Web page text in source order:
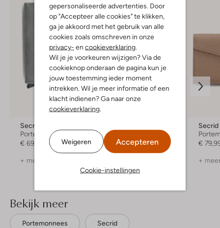
gepersonaliseerde advertenties. Door
op "Accepteer alle cookies" te klikken,
ga je akkoord met het gebruik van alle
cookies zoals omschreven in onze
privacy- en cookieverklaring.
Wil je je voorkeuren wijzigen? Via de
cookieknop onderaan de pagina kun je
jouw toestemming ieder moment
intrekken. Wil je meer informatie of een
klacht indienen? Ga naar onze
cookieverklaring.
Weigeren Accepteren
Cookie-instellingen
Secrid
Portemonnee
€ 69,99
+ meer kleuren
Portemonnee
€ 79,99
Secrid
€
+
Bekijk meer
Portemonnees Secrid